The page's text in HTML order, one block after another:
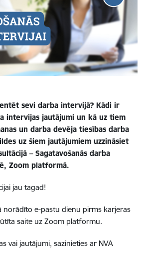
sevi darba intervijā? Kādi ir
intervijas jautājumi un kā uz tiem
un darba devēja tiesības darba
uz šiem jautājumiem uzzināsiet
– Sagatavošanās darba
Zoom platformā.
jau tagad!
norādīto e-pastu dienu pirms karjeras
saite uz Zoom platformu.
vai jautājumi, sazinieties ar NVA